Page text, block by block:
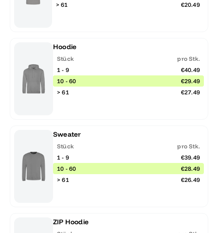
> 61
€20.49
Hoodie
Stück
pro Stk.
1 - 9
€40.49
10 - 60
€29.49
> 61
€27.49
Sweater
Stück
pro Stk.
1 - 9
€39.49
10 - 60
€28.49
> 61
€26.49
ZIP Hoodie